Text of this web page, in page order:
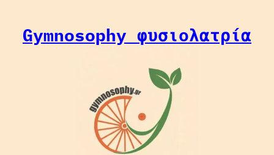
περιεχόμενο
Gymnosophy φυσιολατρία